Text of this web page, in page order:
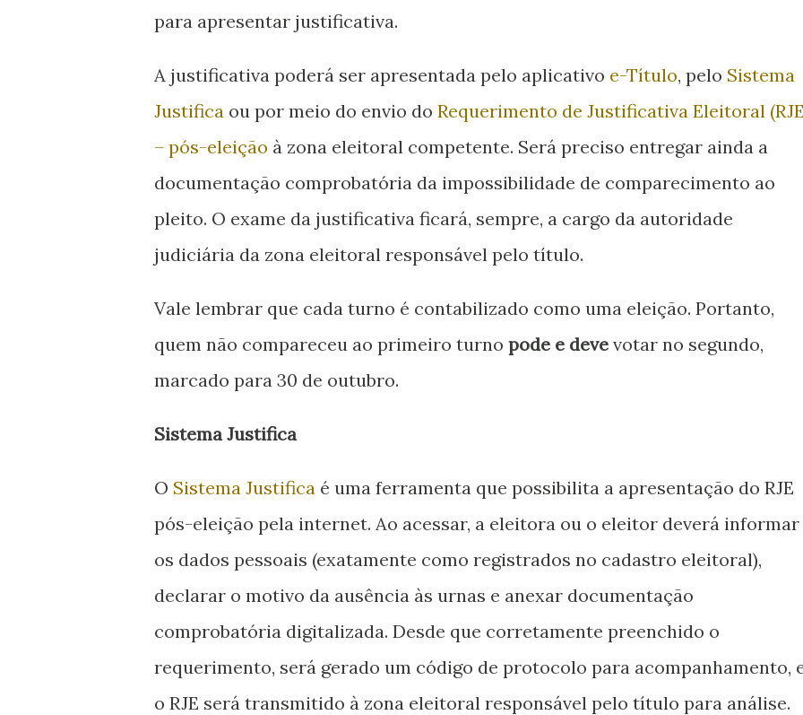
para apresentar justificativa.
A justificativa poderá ser apresentada pelo aplicativo e-Título, pelo Sistema
Justifica ou por meio do envio do Requerimento de Justificativa Eleitoral
– pós-eleição à zona eleitoral competente. Será preciso entregar ainda a
documentação comprobatória da impossibilidade de comparecimento ao
pleito. O exame da justificativa ficará, sempre, a cargo da autoridade
judiciária da zona eleitoral responsável pelo título.
Vale lembrar que cada turno é contabilizado como uma eleição. Portanto,
quem não compareceu ao primeiro turno pode e deve votar no segundo,
marcado para 30 de outubro.
Sistema Justifica
O Sistema Justifica é uma ferramenta que possibilita a apresentação do RJE
pós-eleição pela internet. Ao acessar, a eleitora ou o eleitor deverá informar
os dados pessoais (exatamente como registrados no cadastro eleitoral),
declarar o motivo da ausência às urnas e anexar documentação
comprobatória digitalizada. Desde que corretamente preenchido o
requerimento, será gerado um código de protocolo para acompanhamento,
o RJE será transmitido à zona eleitoral responsável pelo título para análise.